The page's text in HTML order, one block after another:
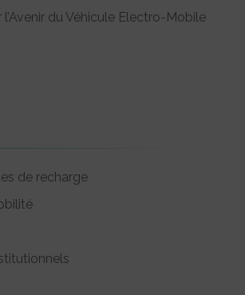
l’Avenir du Véhicule Electro-Mobile
de recharge